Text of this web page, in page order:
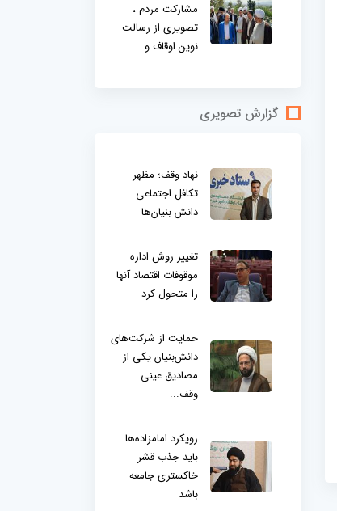
مشارکت مردم ،
تصویری از رسالت
نوین اوقاف و...
گزارش تصویری
نهاد وقف؛ مظهر
تکافل اجتماعی
دانش بنیان‌ها
تغییر روش اداره
موقوفات اقتصاد آنها
را متحول کرد
حمایت از شرکت‌های
دانش‌بنیان یکی از
مصادیق عینی
وقف...
رویکرد امامزاده‌ها
باید جذب قشر
خاکستری جامعه
باشد